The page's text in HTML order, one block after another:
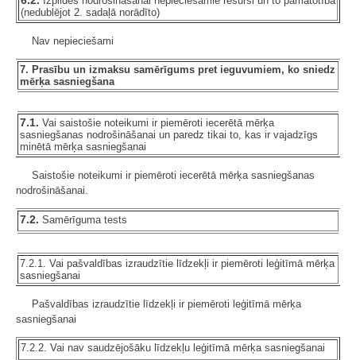
(nedublējot 2. sadaļā norādīto)
Nav nepieciešami
7. Prasību un izmaksu samērīgums pret ieguvumiem, ko sniedz
mērķa sasniegšana
7.1. Vai saistošie noteikumi ir piemēroti iecerētā mērķa
sasniegšanas nodrošināšanai un paredz tikai to, kas ir vajadzīgs
minētā mērķa sasniegšanai
Saistošie noteikumi ir piemēroti iecerētā mērķa sasniegšanas
nodrošināšanai.
7.2. Samērīguma tests
7.2.1. Vai pašvaldības izraudzītie līdzekļi ir piemēroti leģitīmā mērķa
sasniegšanai
Pašvaldības izraudzītie līdzekļi ir piemēroti leģitīmā mērķa
sasniegšanai
7.2.2. Vai nav saudzējošāku līdzekļu leģitīmā mērķa sasniegšanai